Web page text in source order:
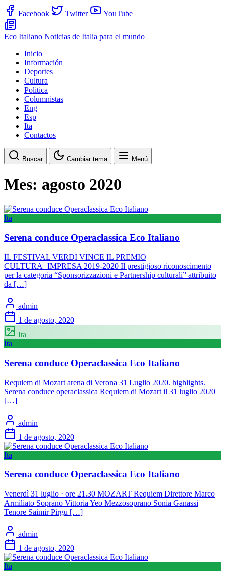
Facebook Twitter YouTube
Eco Italiano Noticias de Italia para el mundo
Inicio
Información
Deportes
Cultura
Politica
Columnistas
Eng
Esp
Ita
Contactos
Buscar Cambiar tema Menú
Mes: agosto 2020
Ita
Serena conduce Operaclassica Eco Italiano
IL FESTIVAL VERDI VINCE IL PREMIO
CULTURA+IMPRESA 2019-2020 Il prestigioso riconoscimento
per la categoria “Sponsorizzazioni e Partnership culturali” attribuito
da […]
admin
1 de agosto, 2020
Ita
Ita
Serena conduce Operaclassica Eco Italiano
Requiem di Mozart arena di Verona 31 Luglio 2020. highlights.
Serena conduce operaclassica Requiem di Mozart il 31 luglio 2020
[…]
admin
1 de agosto, 2020
Ita
Serena conduce Operaclassica Eco Italiano
Venerdì 31 luglio · ore 21.30 MOZART Requiem Direttore Marco
Armiliato Soprano Vittoria Yeo Mezzosoprano Sonia Ganassi
Tenore Saimir Pirgu […]
admin
1 de agosto, 2020
Ita